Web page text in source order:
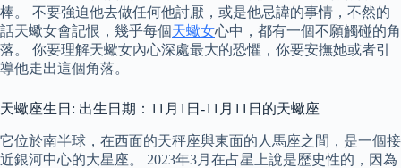
棒。 不要強迫他去做任何他討厭，或是他忌諱的事情，不然的
話天蠍女會記恨，幾乎每個天蠍女心中，都有一個不願觸碰的角
落。 你要理解天蠍女內心深處最大的恐懼，你要安撫她或者引
導他走出這個角落。
天蠍座生日: 出生日期：11月1日-11月11日的天蠍座
它位於南半球，在西面的天秤座與東面的人馬座之間，是一個接
近銀河中心的大星座。 2023年3月在占星上說是歷史性的，因為